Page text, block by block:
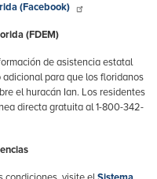
(Facebook)
(FDEM)
de asistencia estatal
adicional para que los floridanos
el huracán Ian. Los residentes
directa gratuita al 1-800-342-